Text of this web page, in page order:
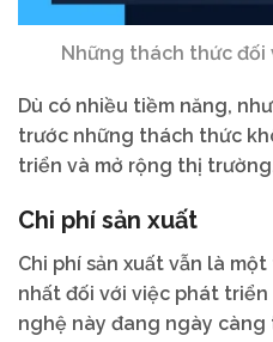
Những thách thức đối
Dù có nhiều tiềm năng,
trước những thách thức
triển và mở rộng thị
Chi phí sản xuất
Chi phí sản xuất vẫn là
nhất đối với việc phát triển
nghệ này đang ngày